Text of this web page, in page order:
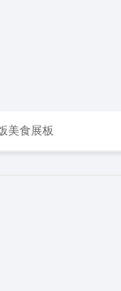
美食展板